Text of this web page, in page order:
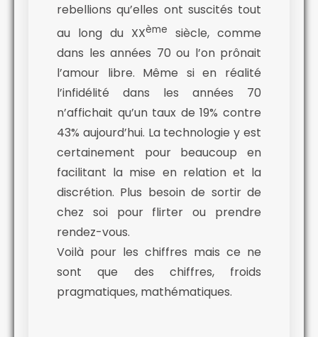
rebellions qu’elles ont suscités tout
au long du XXème
siècle, comme
dans les années 70 ou l’on prônait
l’amour libre. Même si en réalité
l’infidélité dans les années 70
n’affichait qu’un taux de 19% contre
43% aujourd’hui. La technologie y est
certainement pour beaucoup en
facilitant la mise en relation et la
discrétion. Plus besoin de sortir de
chez soi pour flirter ou prendre
rendez-vous.
Voilà pour les chiffres mais ce ne
sont que des chiffres, froids
pragmatiques, mathématiques.